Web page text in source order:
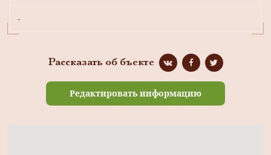
-
Рассказать об бъекте
Редактировать информацию